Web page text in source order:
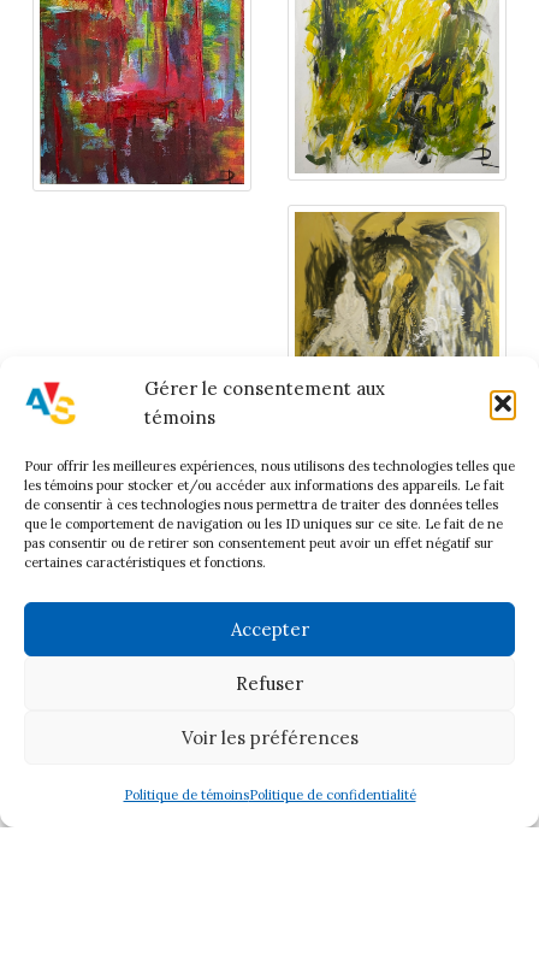
Gérer le consentement aux
témoins
Pour offrir les meilleures expériences, nous utilisons des technologies telles que
les témoins pour stocker et/ou accéder aux informations des appareils. Le fait
de consentir à ces technologies nous permettra de traiter des données telles
que le comportement de navigation ou les ID uniques sur ce site. Le fait de ne
pas consentir ou de retirer son consentement peut avoir un effet négatif sur
certaines caractéristiques et fonctions.
Accepter
Refuser
Voir les préférences
Politique de témoinsPolitique de confidentialité
Accueil
À Propos
Formations